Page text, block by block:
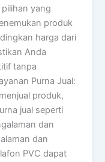
yang
produk
harga dari
Anda
tanpa
Purna Jual:
produk,
jual seperti
dan
dan
PVC dapat